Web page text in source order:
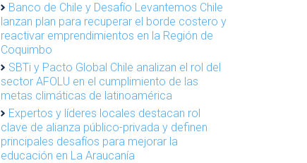
Banco de Chile y Desafío Levantemos Chile
lanzan plan para recuperar el borde costero y
reactivar emprendimientos en la Región de
Coquimbo
SBTi y Pacto Global Chile analizan el rol del
sector AFOLU en el cumplimiento de las
metas climáticas de latinoamérica
Expertos y líderes locales destacan rol
clave de alianza público-privada y definen
principales desafíos para mejorar la
educación en La Araucanía